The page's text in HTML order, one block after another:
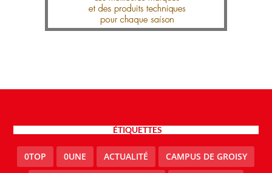
ÉTIQUETTES
0TOP 0UNE ACTUALITÉ CAMPUS DE GROISY